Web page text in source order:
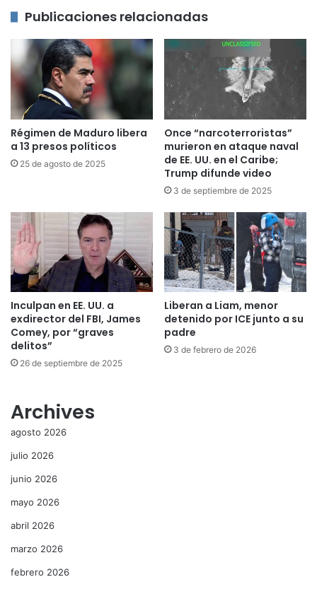
Publicaciones relacionadas
Régimen de Maduro libera
a 13 presos políticos
25 de agosto de 2025
Once “narcoterroristas”
murieron en ataque naval
de EE. UU. en el Caribe;
Trump difunde video
3 de septiembre de 2025
Inculpan en EE. UU. a
exdirector del FBI, James
Comey, por “graves
delitos”
26 de septiembre de 2025
Liberan a Liam, menor
detenido por ICE junto a su
padre
3 de febrero de 2026
Archives
agosto 2026
julio 2026
junio 2026
mayo 2026
abril 2026
marzo 2026
febrero 2026